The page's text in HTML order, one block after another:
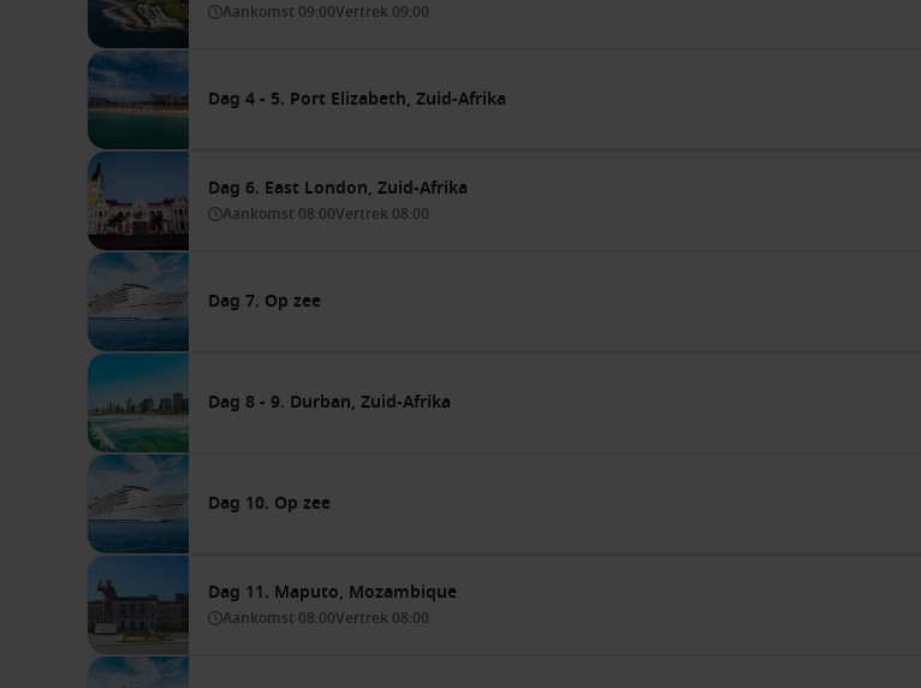
Aankomst 09:00Vertrek 09:00
Dag 4 - 5. Port Elizabeth, Zuid-Afrika
Dag 6. East London, Zuid-Afrika
Aankomst 08:00Vertrek 08:00
Dag 7. Op zee
Dag 8 - 9. Durban, Zuid-Afrika
Dag 10. Op zee
Dag 11. Maputo, Mozambique
Aankomst 08:00Vertrek 08:00